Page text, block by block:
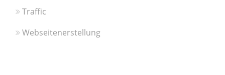
Traffic
Webseitenerstellung